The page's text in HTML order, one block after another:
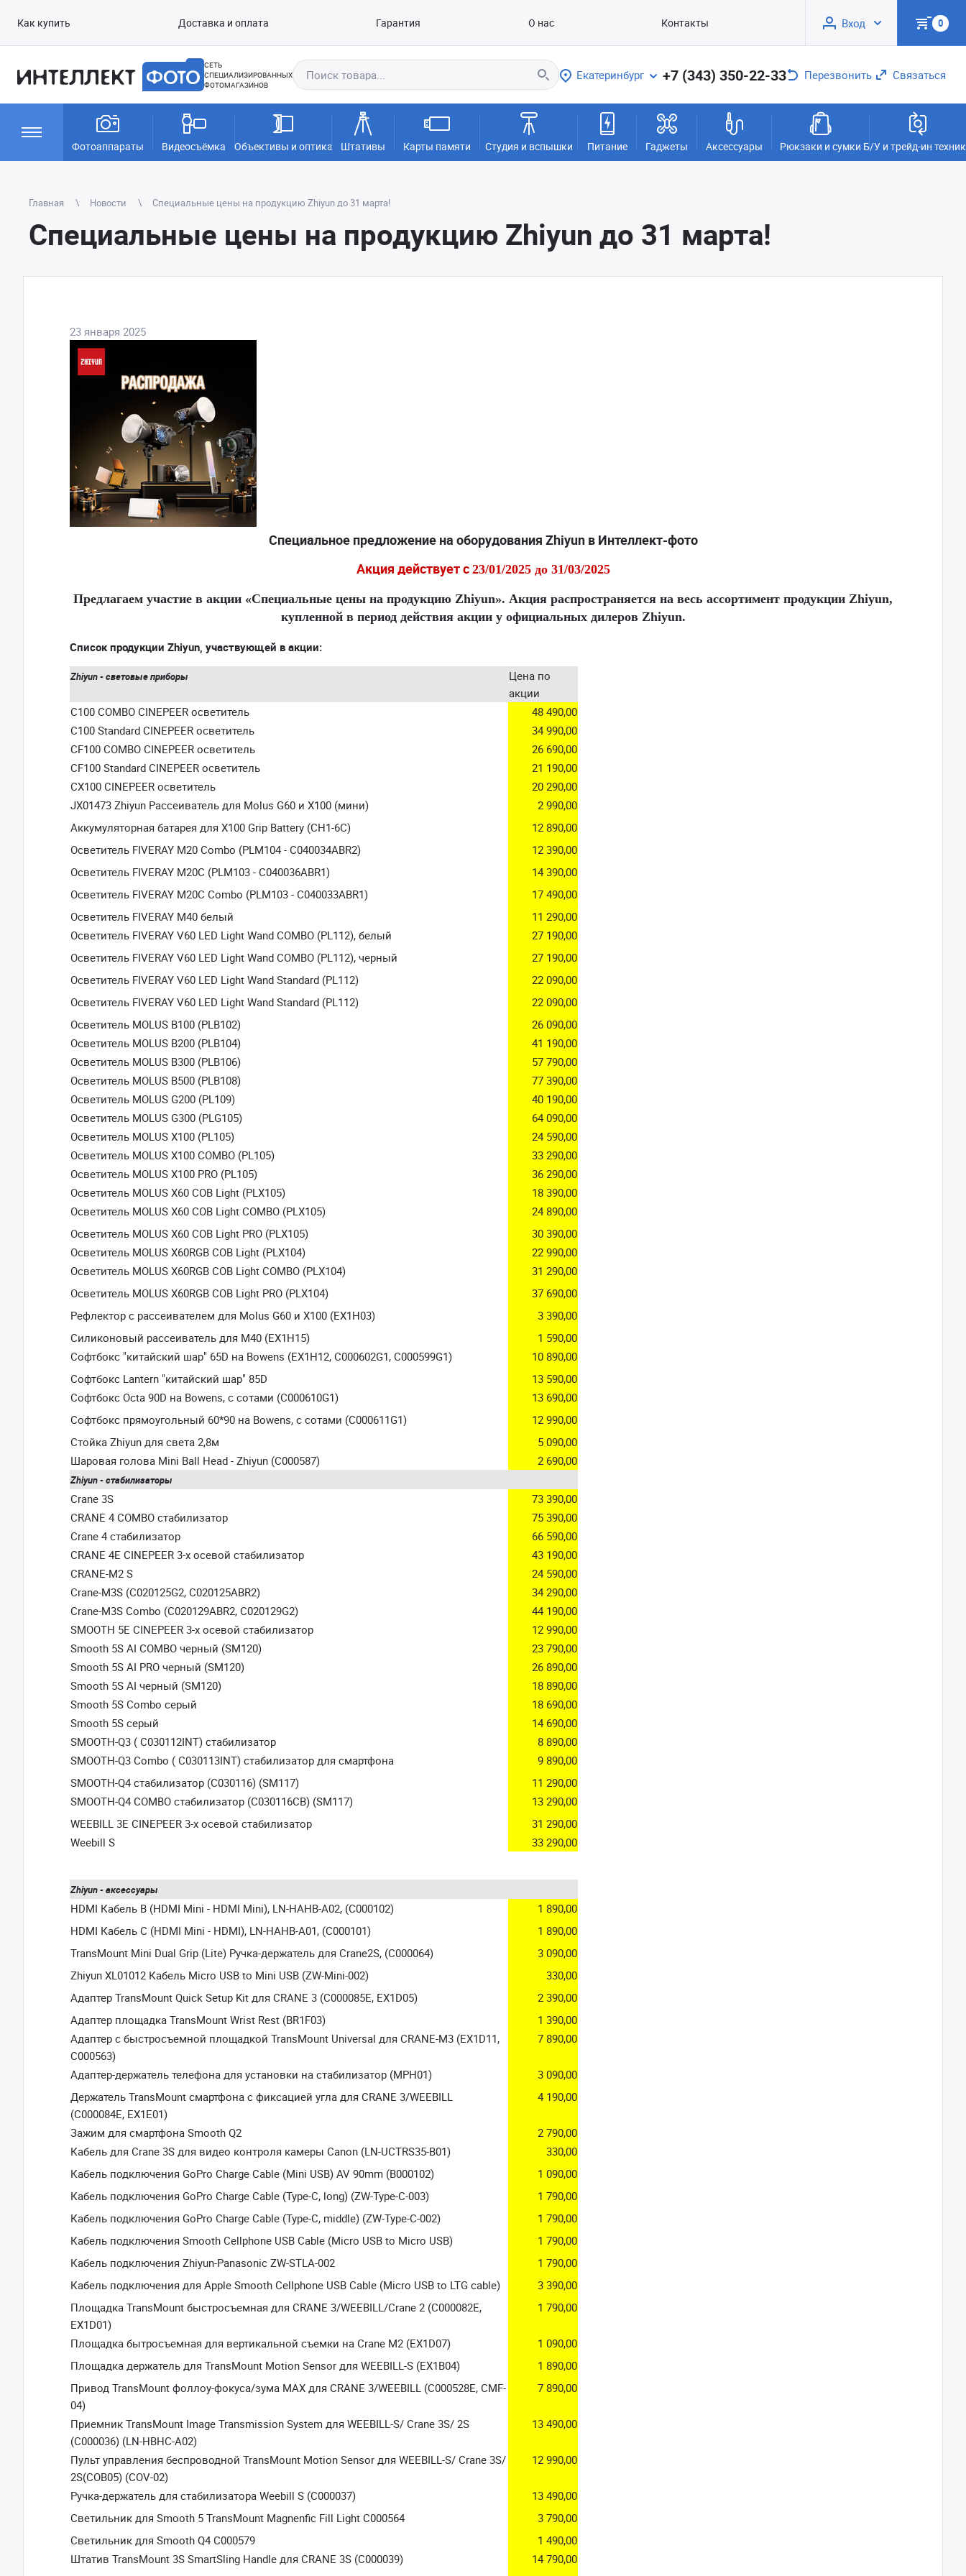
Как купить Доставка и оплата Гарантия О нас Контакты Вход 0
СЕТЬ
СПЕЦИАЛИЗИРОВАННЫХ
ФОТОМАГАЗИНОВ
Екатеринбург +7 (343) 350-22-33 Перезвонить Связаться
Фотоаппараты Видеосъёмка Объективы и оптика Штативы Карты памяти Студия и вспышки Питание Гаджеты Аксессуары Рюкзаки и сумки Б/У и трейд-ин
Главная Новости Специальные цены на продукцию Zhiyun до 31 марта!
Специальные цены на продукцию Zhiyun до 31 марта!
23 января 2025
Специальное предложение на оборудования Zhiyun в Интеллект-фото
Акция действует с 23/01/2025 до 31/03/2025
Предлагаем участие в акции «Специальные цены на продукцию Zhiyun». Акция распространяется на весь ассортимент продукции Zhiyun,
купленной в период действия акции у официальных дилеров Zhiyun.
Список продукции Zhiyun, участвующей в акции:
Zhiyun - световые приборы
Цена по
акции
C100 COMBO CINEPEER осветитель
48 490,00
C100 Standard CINEPEER осветитель
34 990,00
CF100 COMBO CINEPEER осветитель
26 690,00
CF100 Standard CINEPEER осветитель
21 190,00
CX100 CINEPEER осветитель
20 290,00
JX01473 Zhiyun Рассеиватель для Molus G60 и X100 (мини)
2 990,00
Аккумуляторная батарея для X100 Grip Battery (CH1-6C)
12 890,00
Осветитель FIVERAY M20 Combo (PLM104 - C040034ABR2)
12 390,00
Осветитель FIVERAY M20C (PLM103 - C040036ABR1)
14 390,00
Осветитель FIVERAY M20C Combo (PLM103 - C040033ABR1)
17 490,00
Осветитель FIVERAY M40 белый
11 290,00
Осветитель FIVERAY V60 LED Light Wand COMBO (PL112), белый
27 190,00
Осветитель FIVERAY V60 LED Light Wand COMBO (PL112), черный
27 190,00
Осветитель FIVERAY V60 LED Light Wand Standard (PL112)
22 090,00
Осветитель FIVERAY V60 LED Light Wand Standard (PL112)
22 090,00
Осветитель MOLUS B100 (PLB102)
26 090,00
Осветитель MOLUS B200 (PLB104)
41 190,00
Осветитель MOLUS B300 (PLB106)
57 790,00
Осветитель MOLUS B500 (PLB108)
77 390,00
Осветитель MOLUS G200 (PL109)
40 190,00
Осветитель MOLUS G300 (PLG105)
64 090,00
Осветитель MOLUS X100 (PL105)
24 590,00
Осветитель MOLUS X100 COMBO (PL105)
33 290,00
Осветитель MOLUS X100 PRO (PL105)
36 290,00
Осветитель MOLUS X60 COB Light (PLX105)
18 390,00
Осветитель MOLUS X60 COB Light COMBO (PLX105)
24 890,00
Осветитель MOLUS X60 COB Light PRO (PLX105)
30 390,00
Осветитель MOLUS X60RGB COB Light (PLX104)
22 990,00
Осветитель MOLUS X60RGB COB Light COMBO (PLX104)
31 290,00
Осветитель MOLUS X60RGB COB Light PRO (PLX104)
37 690,00
Рефлектор с рассеивателем для Molus G60 и X100 (EX1H03)
3 390,00
Силиконовый рассеиватель для M40 (EX1H15)
1 590,00
Софтбокс "китайский шар" 65D на Bowens (EX1H12, C000602G1, C000599G1)
10 890,00
Софтбокс Lantern "китайский шар" 85D
13 590,00
Софтбокс Octa 90D на Bowens, с сотами (C000610G1)
13 690,00
Софтбокс прямоугольный 60*90 на Bowens, с сотами (C000611G1)
12 990,00
Стойка Zhiyun для света 2,8м
5 090,00
Шаровая голова Mini Ball Head - Zhiyun (C000587)
2 690,00
Zhiyun - стабилизаторы
Crane 3S
73 390,00
CRANE 4 COMBO стабилизатор
75 390,00
Crane 4 стабилизатор
66 590,00
CRANE 4E CINEPEER 3-х осевой стабилизатор
43 190,00
CRANE-M2 S
24 590,00
Crane-M3S (C020125G2, C020125ABR2)
34 290,00
Crane-M3S Combo (C020129ABR2, C020129G2)
44 190,00
SMOOTH 5E CINEPEER 3-х осевой стабилизатор
12 990,00
Smooth 5S AI COMBO черный (SM120)
23 790,00
Smooth 5S AI PRO черный (SM120)
26 890,00
Smooth 5S AI черный (SM120)
18 890,00
Smooth 5S Combo серый
18 690,00
Smooth 5S серый
14 690,00
SMOOTH-Q3 ( C030112INT) стабилизатор
8 890,00
SMOOTH-Q3 Combo ( C030113INT) стабилизатор для смартфона
9 890,00
SMOOTH-Q4 стабилизатор (C030116) (SM117)
11 290,00
SMOOTH-Q4 COMBO стабилизатор (C030116CB) (SM117)
13 290,00
WEEBILL 3E CINEPEER 3-х осевой стабилизатор
31 290,00
Weebill S
33 290,00
Zhiyun - аксессуары
HDMI Кабель B (HDMI Mini - HDMI Mini), LN-HAHB-A02, (C000102)
1 890,00
HDMI Кабель C (HDMI Mini - HDMI), LN-HAHB-A01, (C000101)
1 890,00
TransMount Mini Dual Grip (Lite) Ручка-держатель для Crane2S, (C000064)
3 090,00
Zhiyun XL01012 Кабель Micro USB to Mini USB (ZW-Mini-002)
330,00
Адаптер TransMount Quick Setup Kit для CRANE 3 (C000085E, EX1D05)
2 390,00
Адаптер площадка TransMount Wrist Rest (BR1F03)
1 390,00
Адаптер с быстросъемной площадкой TransMount Universal для CRANE-M3 (EX1D11,
C000563)
7 890,00
Адаптер-держатель телефона для установки на стабилизатор (MPH01)
3 090,00
Держатель TransMount смартфона с фиксацией угла для CRANE 3/WEEBILL
(C000084E, EX1E01)
4 190,00
Зажим для смартфона Smooth Q2
2 790,00
Кабель для Crane 3S для видео контроля камеры Canon (LN-UCTRS35-B01)
330,00
Кабель подключения GoPro Charge Cable (Mini USB) AV 90mm (B000102)
1 090,00
Кабель подключения GoPro Charge Cable (Type-C, long) (ZW-Type-C-003)
1 790,00
Кабель подключения GoPro Charge Cable (Type-C, middle) (ZW-Type-C-002)
1 790,00
Кабель подключения Smooth Cellphone USB Cable (Micro USB to Micro USB)
1 790,00
Кабель подключения Zhiyun-Panasonic ZW-STLA-002
1 790,00
Кабель подключения для Apple Smooth Cellphone USB Cable (Micro USB to LTG cable)
3 390,00
Площадка TransMount быстросъемная для CRANE 3/WEEBILL/Crane 2 (C000082E,
EX1D01)
1 790,00
Площадка бытросъемная для вертикальной съемки на Crane M2 (EX1D07)
1 090,00
Площадка держатель для TransMount Motion Sensor для WEEBILL-S (EX1B04)
1 890,00
Привод TransMount фоллоу-фокуса/зума MAX для CRANE 3/WEEBILL (C000528E, CMF-
04)
7 890,00
Приемник TransMount Image Transmission System для WEEBILL-S/ Crane 3S/ 2S
(C000036) (LN-HBHC-A02)
13 490,00
Пульт управления беспроводной TransMount Motion Sensor для WEEBILL-S/ Crane 3S/
2S(COB05) (COV-02)
12 990,00
Ручка-держатель для стабилизатора Weebill S (C000037)
13 490,00
Светильник для Smooth 5 TransMount Magnenfic Fill Light C000564
3 790,00
Светильник для Smooth Q4 C000579
1 490,00
Штатив TransMount 3S SmartSling Handle для CRANE 3S (C000039)
14 790,00